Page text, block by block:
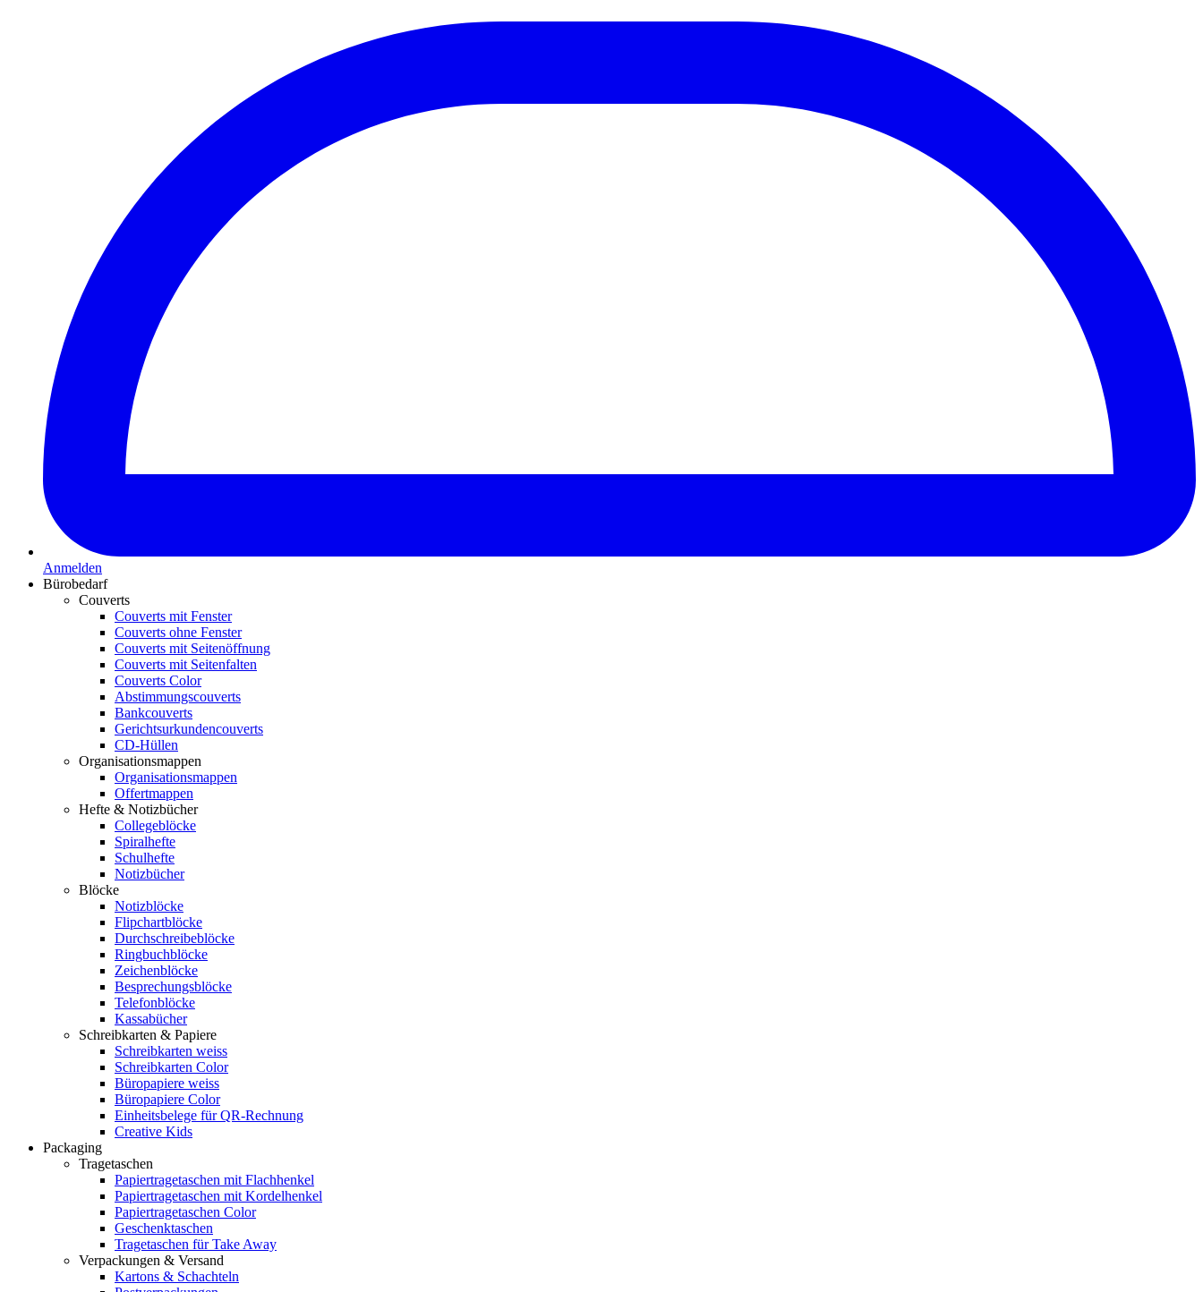
Anmelden
Bürobedarf
Couverts
Couverts mit Fenster
Couverts ohne Fenster
Couverts mit Seitenöffnung
Couverts mit Seitenfalten
Couverts Color
Abstimmungscouverts
Bankcouverts
Gerichtsurkundencouverts
CD-Hüllen
Organisationsmappen
Organisationsmappen
Offertmappen
Hefte & Notizbücher
Collegeblöcke
Spiralhefte
Schulhefte
Notizbücher
Blöcke
Notizblöcke
Flipchartblöcke
Durchschreibeblöcke
Ringbuchblöcke
Zeichenblöcke
Besprechungsblöcke
Telefonblöcke
Kassabücher
Schreibkarten & Papiere
Schreibkarten weiss
Schreibkarten Color
Büropapiere weiss
Büropapiere Color
Einheitsbelege für QR-Rechnung
Creative Kids
Packaging
Tragetaschen
Papiertragetaschen mit Flachhenkel
Papiertragetaschen mit Kordelhenkel
Papiertragetaschen Color
Geschenktaschen
Tragetaschen für Take Away
Verpackungen & Versand
Kartons & Schachteln